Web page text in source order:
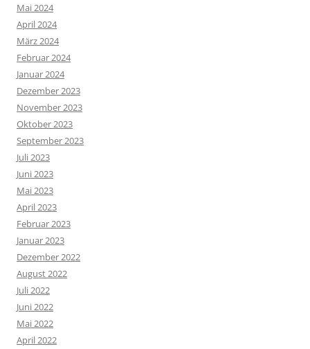
Mai 2024
April 2024
März 2024
Februar 2024
Januar 2024
Dezember 2023
November 2023
Oktober 2023
September 2023
Juli 2023
Juni 2023
Mai 2023
April 2023
Februar 2023
Januar 2023
Dezember 2022
August 2022
Juli 2022
Juni 2022
Mai 2022
April 2022